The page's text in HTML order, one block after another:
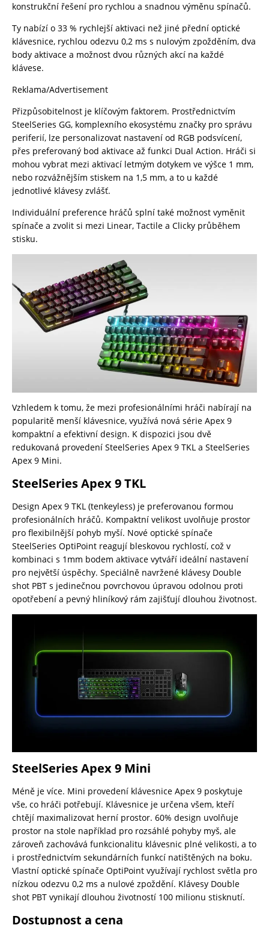
konstrukční řešení pro rychlou a snadnou výměnu spínačů.
Ty nabízí o 33 % rychlejší aktivaci než jiné přední optické
klávesnice, rychlou odezvu 0,2 ms s nulovým zpožděním, dva
body aktivace a možnost dvou různých akcí na každé
klávese.
Reklama/Advertisement
Přizpůsobitelnost je klíčovým faktorem. Prostřednictvím
SteelSeries GG, komplexního ekosystému značky pro správu
periferií, lze personalizovat nastavení od RGB podsvícení,
přes preferovaný bod aktivace až funkci Dual Action. Hráči si
mohou vybrat mezi aktivací letmým dotykem ve výšce 1 mm,
nebo rozvážnějším stiskem na 1,5 mm, a to u každé
jednotlivé klávesy zvlášť.
Individuální preference hráčů splní také možnost vyměnit
spínače a zvolit si mezi Linear, Tactile a Clicky průběhem
stisku.
Vzhledem k tomu, že mezi profesionálními hráči nabírají na
popularitě menší klávesnice, využívá nová série Apex 9
kompaktní a efektivní design. K dispozici jsou dvě
redukovaná provedení SteelSeries Apex 9 TKL a SteelSeries
Apex 9 Mini.
SteelSeries Apex 9 TKL
Design Apex 9 TKL (tenkeyless) je preferovanou formou
profesionálních hráčů. Kompaktní velikost uvolňuje prostor
pro flexibilnější pohyb myší. Nové optické spínače
SteelSeries OptiPoint reagují bleskovou rychlostí, což v
kombinaci s 1mm bodem aktivace vytváří ideální nastavení
pro největší úspěchy. Speciálně navržené klávesy Double
shot PBT s jedinečnou povrchovou úpravou odolnou proti
opotřebení a pevný hliníkový rám zajišťují dlouhou životnost.
SteelSeries Apex 9 Mini
Méně je více. Mini provedení klávesnice Apex 9 poskytuje
vše, co hráči potřebují. Klávesnice je určena všem, kteří
chtějí maximalizovat herní prostor. 60% design uvolňuje
prostor na stole například pro rozsáhlé pohyby myš, ale
zároveň zachovává funkcionalitu klávesnic plné velikosti, a to
i prostřednictvím sekundárních funkcí natištěných na boku.
Vlastní optické spínače OptiPoint využívají rychlost světla pro
nízkou odezvu 0,2 ms a nulové zpoždění. Klávesy Double
shot PBT vynikají dlouhou životností 100 milionu stisknutí.
Dostupnost a cena